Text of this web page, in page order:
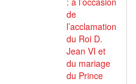
de
l’acclamation
du Roi D.
Jean VI et
du mariage
du Prince